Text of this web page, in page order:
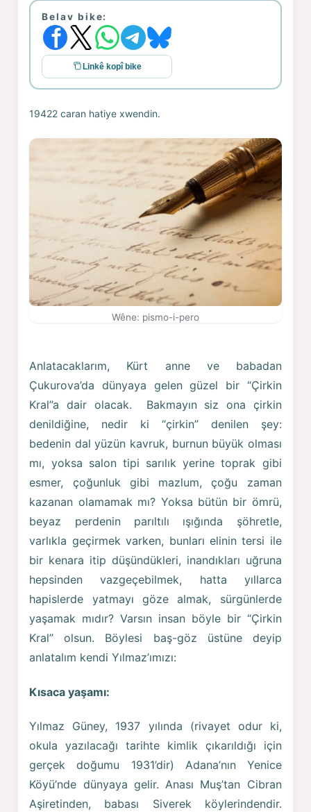
Belav bike:
Linkê kopî bike
19422 caran hatiye xwendin.
Wêne: pismo-i-pero
Anlatacaklarım, Kürt anne ve babadan
Çukurova’da dünyaya gelen güzel bir “Çirkin
Kral”a dair olacak. Bakmayın siz ona çirkin
denildiğine, nedir ki “çirkin” denilen şey:
bedenin dal yüzün kavruk, burnun büyük olması
mı, yoksa salon tipi sarılık yerine toprak gibi
esmer, çoğunluk gibi mazlum, çoğu zaman
kazanan olamamak mı? Yoksa bütün bir ömrü,
beyaz perdenin parıltılı ışığında şöhretle,
varlıkla geçirmek varken, bunları elinin tersi ile
bir kenara itip düşündükleri, inandıkları uğruna
hepsinden vazgeçebilmek, hatta yıllarca
hapislerde yatmayı göze almak, sürgünlerde
yaşamak mıdır? Varsın insan böyle bir “Çirkin
Kral” olsun. Böylesi baş-göz üstüne deyip
anlatalım kendi Yılmaz’ımızı:
Kısaca yaşamı:
Yılmaz Güney, 1937 yılında (rivayet odur ki,
okula yazılacağı tarihte kimlik çıkarıldığı için
gerçek doğumu 1931’dir) Adana’nın Yenice
Köyü’nde dünyaya gelir. Anası Muş’tan Cibran
Aşiretinden, babası Siverek köylerindendir.